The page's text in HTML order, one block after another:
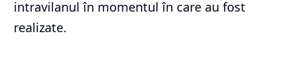
intravilanul în momentul în care au fost
realizate.